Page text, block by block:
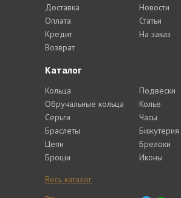
Каталог
Кольца
Обручальные кольца
Серьги
Браслеты
Цепи
Броши
Подвески
Колье
Часы
Бижутерия
Брелоки
Иконы
Весь каталог
Доставка
Оплата
Кредит
Возврат
Новости
Статьи
На заказ